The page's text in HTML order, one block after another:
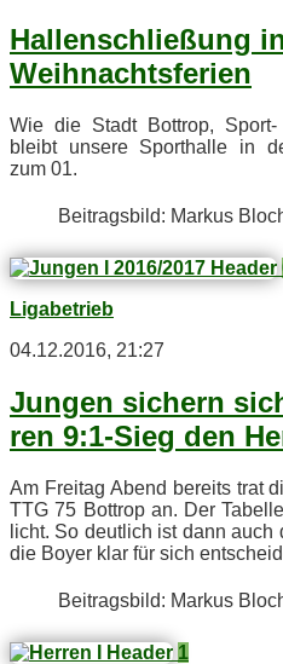
Hal­len­schlie­ßung
Weihnachtsferien
Wie die Stadt Bot­trop,
bleibt un­se­re Sport­hal­le in
zum 01.
Bei­trags­bild: Mar­kus
Ligabetrieb
04.12.2016, 21:27
Jun­gen si­chern
ren 9:1‑Sieg den
Am Frei­tag Abend be­reits trat
TTG 75 Bot­trop an. Der
licht. So deut­lich ist dann
die Boy­er klar für sich
Bei­trags­bild: Mar­kus
1